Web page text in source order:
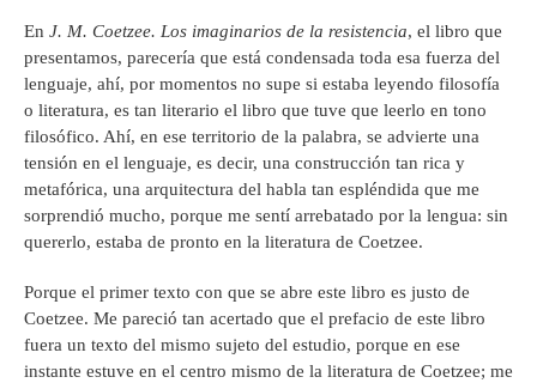
En J. M. Coetzee. Los imaginarios de la resistencia, el libro que
presentamos, parecería que está condensada toda esa fuerza del
lenguaje, ahí, por momentos no supe si estaba leyendo filosofía
o literatura, es tan literario el libro que tuve que leerlo en tono
filosófico. Ahí, en ese territorio de la palabra, se advierte una
tensión en el lenguaje, es decir, una construcción tan rica y
metafórica, una arquitectura del habla tan espléndida que me
sorprendió mucho, porque me sentí arrebatado por la lengua: sin
quererlo, estaba de pronto en la literatura de Coetzee.
Porque el primer texto con que se abre este libro es justo de
Coetzee. Me pareció tan acertado que el prefacio de este libro
fuera un texto del mismo sujeto del estudio, porque en ese
instante estuve en el centro mismo de la literatura de Coetzee; me